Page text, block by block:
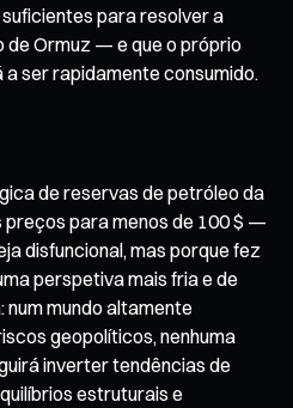
para resolver a
Ormuz — e que o próprio
ser rapidamente consumido.
de reservas de petróleo da
preços para menos de 100 $ —
disfuncional, mas porque fez
perspetiva mais fria e de
num mundo altamente
geopolíticos, nenhuma
inverter tendências de
estruturais e